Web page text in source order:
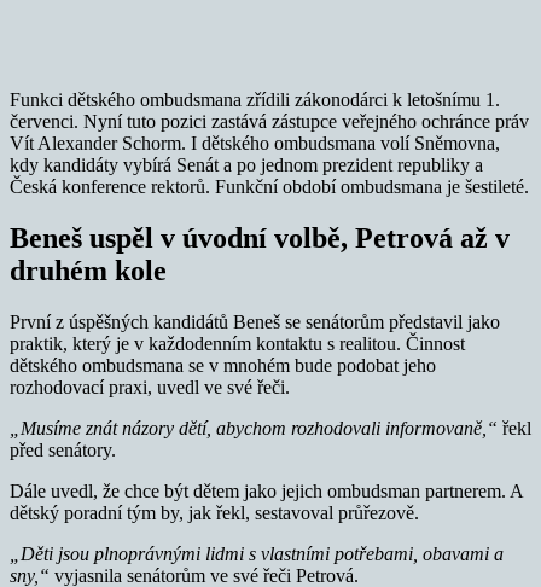
Funkci dětského ombudsmana zřídili zákonodárci k letošnímu 1.
červenci. Nyní tuto pozici zastává zástupce veřejného ochránce práv
Vít Alexander Schorm. I dětského ombudsmana volí Sněmovna,
kdy kandidáty vybírá Senát a po jednom prezident republiky a
Česká konference rektorů. Funkční období ombudsmana je šestileté.
Beneš uspěl v úvodní volbě, Petrová až v
druhém kole
První z úspěšných kandidátů Beneš se senátorům představil jako
praktik, který je v každodenním kontaktu s realitou. Činnost
dětského ombudsmana se v mnohém bude podobat jeho
rozhodovací praxi, uvedl ve své řeči.
„Musíme znát názory dětí, abychom rozhodovali informovaně,“ řekl
před senátory.
Dále uvedl, že chce být dětem jako jejich ombudsman partnerem. A
dětský poradní tým by, jak řekl, sestavoval průřezově.
„Děti jsou plnoprávnými lidmi s vlastními potřebami, obavami a
sny,“ vyjasnila senátorům ve své řeči Petrová.